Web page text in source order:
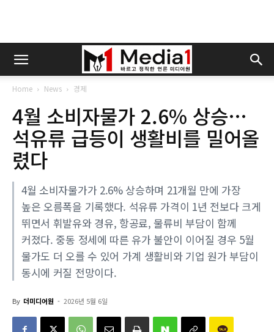
Home News 경제
4월 소비자물가 2.6% 상승…
석유류 급등이 생활비를 밀어올
렸다
4월 소비자물가가 2.6% 상승하며 21개월 만에 가장
높은 오름폭을 기록했다. 석유류 가격이 1년 전보다 크게
뛰면서 휘발유와 경유, 항공료, 물류비 부담이 함께
커졌다. 중동 정세에 따른 유가 불안이 이어질 경우 5월
물가도 더 오를 수 있어 가계 생활비와 기업 원가 부담이
동시에 커질 전망이다.
By 더미디어원 - 2026년 5월 6일